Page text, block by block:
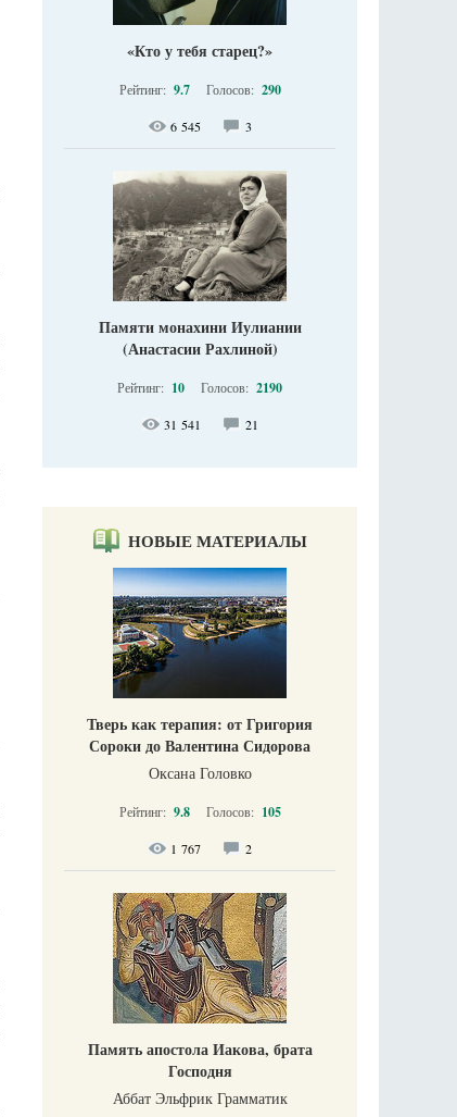
«Кто у тебя старец?»
Рейтинг: 9.7 Голосов: 290
6 545 3
Памяти монахини Иулиании
(Анастасии Рахлиной)
Рейтинг: 10 Голосов: 2190
31 541 21
НОВЫЕ МАТЕРИАЛЫ
Тверь как терапия: от Григория
Сороки до Валентина Сидорова
Оксана Головко
Рейтинг: 9.8 Голосов: 105
1 767 2
Память апостола Иакова, брата
Господня
Аббат Эльфрик Грамматик